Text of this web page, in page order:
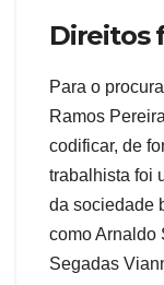
Direitos
Para o
Ramos
codificar, de
trabalhista foi
da sociedade
como Arnaldo
Segadas